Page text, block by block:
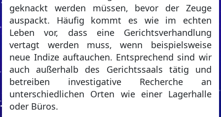
geknackt werden müssen, bevor der Zeuge
auspackt. Häufig kommt es wie im echten
Leben vor, dass eine Gerichtsverhandlung
vertagt werden muss, wenn beispielsweise
neue Indize auftauchen. Entsprechend sind wir
auch außerhalb des Gerichtssaals tätig und
betreiben investigative Recherche an
unterschiedlichen Orten wie einer Lagerhalle
oder Büros.